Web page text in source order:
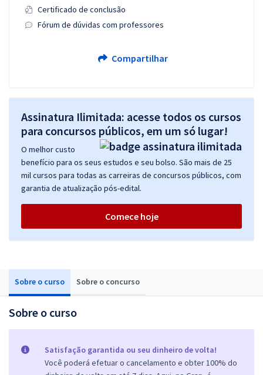
Sobre o curso Sobre o concurso
Sobre o curso
Satisfação garantida ou seu dinheiro de volta!
Você poderá efetuar o cancelamento e obter 100% do
Certificado de conclusão
Fórum de dúvidas com professores
Compartilhar
Assinatura Ilimitada: acesse todos os cursos
para concursos públicos, em um só lugar!
O melhor custo
benefício para os seus estudos e seu bolso. São mais de 25
mil cursos para todas as carreiras de concursos públicos, com
garantia de atualização pós-edital.
Comece hoje